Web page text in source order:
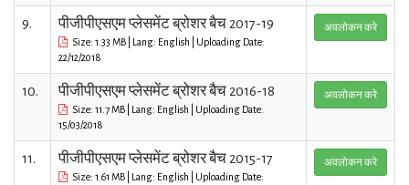
9. पीजीपीएसएम प्लेसमेंट ब्रोशर बैच 2017-19
Size: 1.33 MB | Lang: English | Uploading Date:
22/12/2018
अवलोकन करे
10. पीजीपीएसएम प्लेसमेंट ब्रोशर बैच 2016-18
Size: 11.7 MB | Lang: English | Uploading Date:
15/03/2018
अवलोकन करे
11. पीजीपीएसएम प्लेसमेंट ब्रोशर बैच 2015-17
Size: 1.61 MB | Lang: English | Uploading Date:
अवलोकन करे